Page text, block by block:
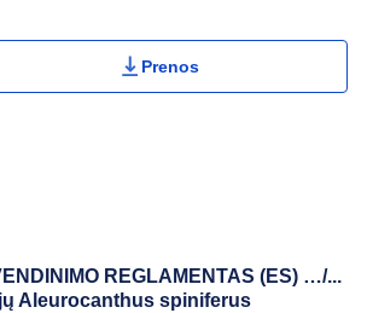
Actions Portlet
Prenos
REGLAMENTAS (ES) …/...
Aleurocanthus spiniferus